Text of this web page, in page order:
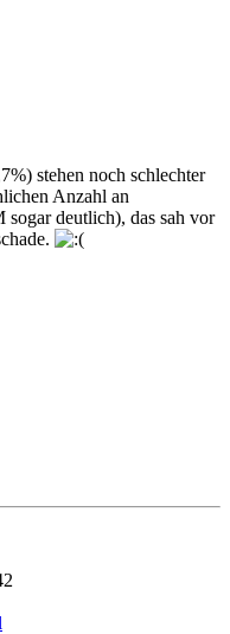
stehen noch schlechter
Anzahl an
deutlich), das sah vor